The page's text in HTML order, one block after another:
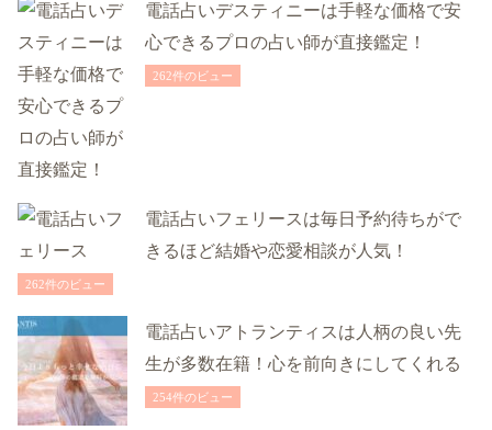
電話占いデスティニーは手軽な価格で安
心できるプロの占い師が直接鑑定！
262件のビュー
電話占いフェリースは毎日予約待ちがで
きるほど結婚や恋愛相談が人気！
262件のビュー
電話占いアトランティスは人柄の良い先
生が多数在籍！心を前向きにしてくれる
254件のビュー